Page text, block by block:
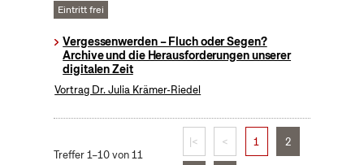
Eintritt frei
Vergessenwerden – Fluch oder Segen?
Archive und die Herausforderungen unserer
digitalen Zeit
Vortrag Dr. Julia Krämer-Riedel
Treffer 1–10 von 11
|< < 1 2